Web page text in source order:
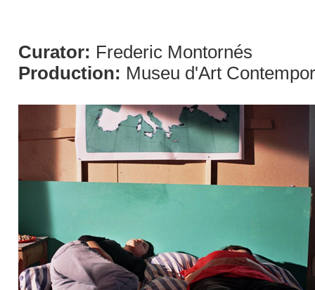
Curator: Frederic Montornés
Production: Museu d'Art